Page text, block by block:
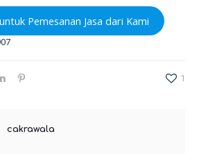
Pemesanan Jasa dari Kami
1
cakrawala